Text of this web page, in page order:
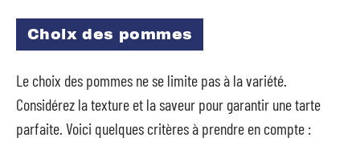
Choix des pommes
Le choix des pommes ne se limite pas à la variété.
Considérez la texture et la saveur pour garantir une tarte
parfaite. Voici quelques critères à prendre en compte :